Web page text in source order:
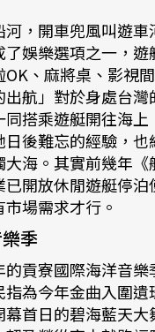
的民宿老闆就帶我
馬祖有，賴盈螢說
花的邊緣，白色的
面上好像灑了藍色
那次工作結束之後
是一片海，想說這
次往海邊去，沿著
，抬頭一看天色早
的景色，只剩下整
，開車兜風叫遊
娛樂選項之一，
、麻將桌、影視
出航」對於身處台
搭乘遊艇開往海
後難忘的經驗，
海。其實前幾年
開放休閒遊艇停
場需求才行。
季
貢寮國際海洋音
為今年金曲入圍
首日的碧海藍天